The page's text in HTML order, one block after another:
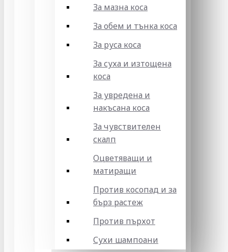
За мазна коса
За обем и тънка коса
За руса коса
За суха и изтощена
коса
За увредена и
накъсана коса
За чувствителен
скалп
Оцветяващи и
матиращи
Против косопад и за
бърз растеж
Против пърхот
Сухи шампоани